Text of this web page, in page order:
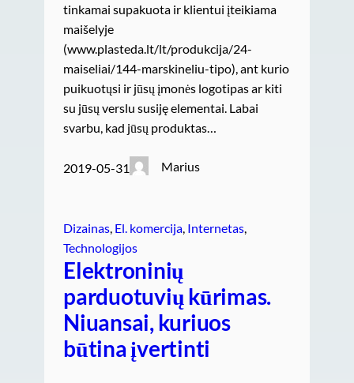
tinkamai supakuota ir klientui įteikiama
maišelyje
(www.plasteda.lt/lt/produkcija/24-
maiseliai/144-marskineliu-tipo), ant kurio
puikuotųsi ir jūsų įmonės logotipas ar kiti
su jūsų verslu susiję elementai. Labai
svarbu, kad jūsų produktas…
2019-05-31 Marius
Dizainas El. komercija Internetas
Technologijos
Elektroninių
parduotuvių kūrimas.
Niuansai, kuriuos
būtina įvertinti